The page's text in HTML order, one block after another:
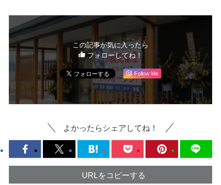
この記事が気に入ったら
フォローしてね！
Follow Me
よかったらシェアしてね！
URLをコピーする